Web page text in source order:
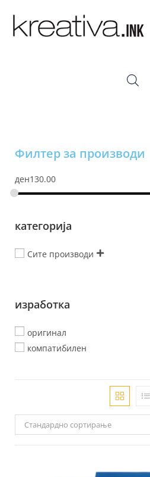
Филтер за производи
ден130.00
категорија
Сите производи
изработка
оригинал
компатибилен
Стандардно сортирање